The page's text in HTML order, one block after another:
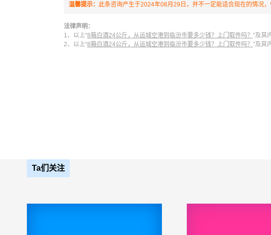
温馨提示： 此条咨询产生于2024年08月29日，并不一定能适合现在的情况
法律声明：
1、以上“8箱白酒24公斤，从运城空港到临汾市要多少钱？上门取件吗？ ”及其
2、以上“8箱白酒24公斤，从运城空港到临汾市要多少钱？上门取件吗？ ”及其
Ta们关注